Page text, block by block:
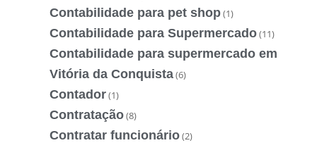
Contabilidade para pet shop(1)
Contabilidade para Supermercado(11)
Contabilidade para supermercado em
Vitória da Conquista(6)
Contador(1)
Contratação(8)
Contratar funcionário(2)